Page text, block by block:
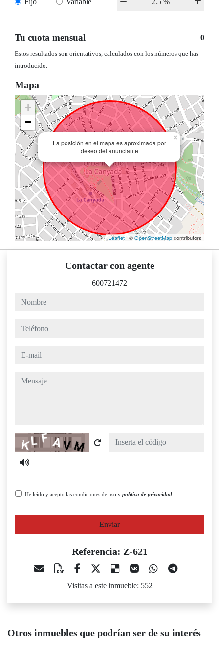
Fijo Variable
Tu cuota mensual 0
Estos resultados son orientativos, calculados con los números que has
introducido.
Mapa
La posición en el mapa es aproximada por
deseo del anunciante
×
+
−
Leaflet | ©OpenStreetMapcontributors
Contactar con agente
600721472
nombre
teléfono
e-mail
mensaje
Captcha
He leído y acepto las condiciones de uso y política de privacidad
Enviar
Referencia: Z-621
Visitas a este inmueble: 552
Otros inmuebles que podrían ser de su interés